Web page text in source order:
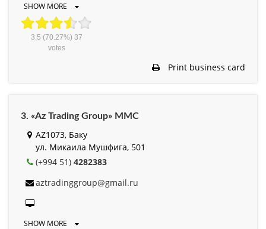
SHOW MORE
3.5 (70.27%) 37
votes
Print business card
3. «Az Trading Group» MMC
AZ1073, Баку
ул. Микаила Мушфига, 501
(+994 51) 4282383
aztradinggroup@gmail.ru
SHOW MORE